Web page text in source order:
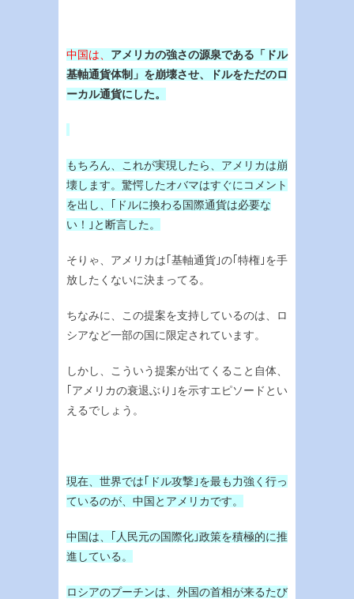
中国は、 アメリカの強さの源泉である「ドル
基軸通貨体制」を崩壊させ、ドルをただのロ
ーカル通貨にした。
もちろん、これが実現したら、アメリカは崩
壊します。驚愕したオバマはすぐにコメント
を出し、｢ドルに換わる国際通貨は必要な
い！｣と断言した。
そりゃ、アメリカは｢基軸通貨｣の｢特権｣を手
放したくないに決まってる。
ちなみに、この提案を支持しているのは、ロ
シアなど一部の国に限定されています。
しかし、こういう提案が出てくること自体、
｢アメリカの衰退ぶり｣を示すエピソードとい
えるでしょう。
現在、世界では｢ドル攻撃｣を最も力強く行っ
ているのが、中国とアメリカです。
中国は、｢人民元の国際化｣政策を積極的に推
進している。
ロシアのプーチンは、外国の首相が来るたび